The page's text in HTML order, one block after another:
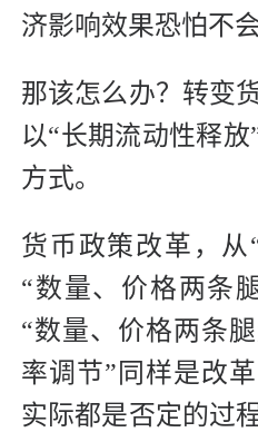
济影响效果恐怕不会
那该怎么办？转变
以“长期流动性释
方式。
货币政策改革，从
“数量、价格两条
“数量、价格两条
率调节”同样是改
实际都是否定的过